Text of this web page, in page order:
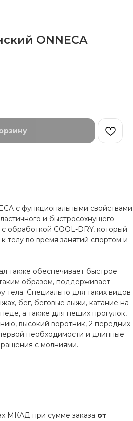
ONNECA
с функциональными свойствами
и быстросохнущего
обработкой COOL-DRY, который
телу во время занятий спортом и
также обеспечивает быстрое
образом, поддерживает
тела. Специально для таких видов
бег, беговые лыжи, катание на
а также для пеших прогулок,
высокий воротник, 2 передних
необходимости и длинные
с молниями.
МКАД при сумме заказа от